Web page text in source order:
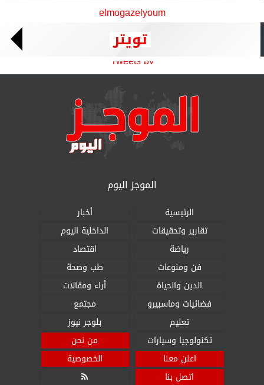
elmogazelyoum
تويتر
Tweets by
الموجز اليوم
الرئيسية
أخبار
تقارير وتحقيقات
الداخلية اليوم
رياضة
اقتصاد
فن ومنوعات
طب وصحة
الدين والحياة
أراء ومقالات
فضائيات وماسبيرو
مجتمع
تعليم
بلوجر نيوز
تكنولوجيا وسيارات
من نحن
اعلن معنا
الخصوصية
اتصل بنا
